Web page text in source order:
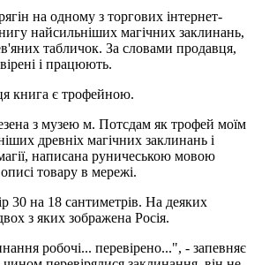
на одному з торгових інтернет-
найсильніших магічних заклинань,
табличок. За словами продавця,
і працюють.
книга є трофейною.
з музею м. Потсдам як трофей моїм
древніх магічних заклинань і
магії, написана руничеською мовою
товару в мережі.
30 на 18 сантиметрів. На деяких
з яких зображена Росія.
робочі... перевірено...", - запевняє